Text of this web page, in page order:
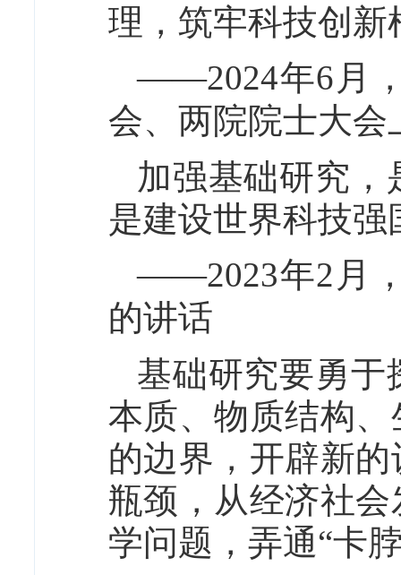
理，筑牢科技创新
——2024年6月
会、两院院士大会
加强基础研究，
是建设世界科技
——2023年2月
的讲话
基础研究要勇于
本质、物质结构
的边界，开辟新
瓶颈，从经济社
学问题，弄通“卡